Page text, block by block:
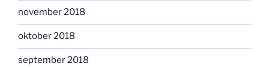
november 2018
oktober 2018
september 2018